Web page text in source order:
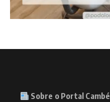
Sobre o Portal Cambé